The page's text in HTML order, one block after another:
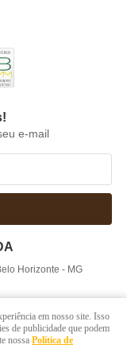
e-mail
Horizonte - MG
em nosso site. Isso
de publicidade que podem
nossa Política de